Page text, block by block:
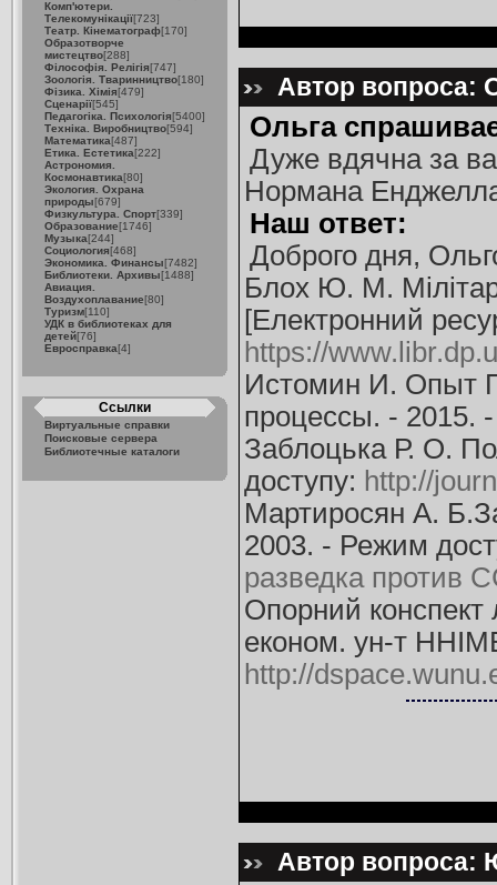
Комп'ютери.
Телекомунікації[723]
Театр. Кінематограф[170]
Образотворче
мистецтво[288]
Філософія. Релігія[747]
Зоологія. Тваринництво[180]
Фізика. Хімія[479]
Сценарії[545]
Педагогіка. Психологія[5400]
Техніка. Виробництво[594]
Математика[487]
Етика. Естетика[222]
Астрономия.
Космонавтика[80]
Экология. Охрана
природы[679]
Физкультура. Спорт[339]
Образование[1746]
Музыка[244]
Социология[468]
Экономика. Финансы[7482]
Библиотеки. Архивы[1488]
Авиация.
Воздухоплавание[80]
Туризм[110]
УДК в библиотеках для
детей[76]
Евросправка[4]
Ссылки
Виртуальные справки
Поисковые сервера
Библиотечные каталоги
Автор вопроса:
Ольга
Дуже вдячна за
Нормана Енджелла
Наш ответ:
Доброго дня,
Блох Ю. М.
[Електронний
https://
Истомин И. Опыт
процессы. - 2015.
Заблоцька Р. О.
доступу: http://
Мартиросян А.
2003. - Режим
разведка против
Опорний конспект
економ. ун-т
http://
Автор вопроса: